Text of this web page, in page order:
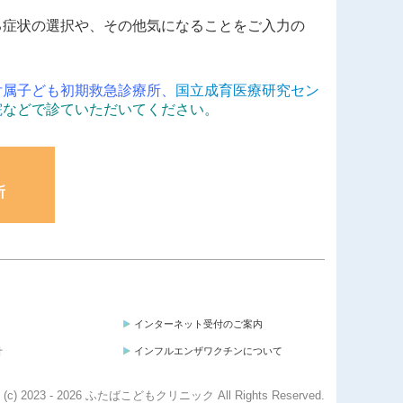
状の選択や、その他気になることをご入力の
子ども初期救急診療所、
国立成育医療研究セン
などで診ていただいてください。
インターネット受付のご案内
インフルエンザワクチンについて
(c) 2023 - 2026 ふたばこどもクリニック All Rights Reserved.